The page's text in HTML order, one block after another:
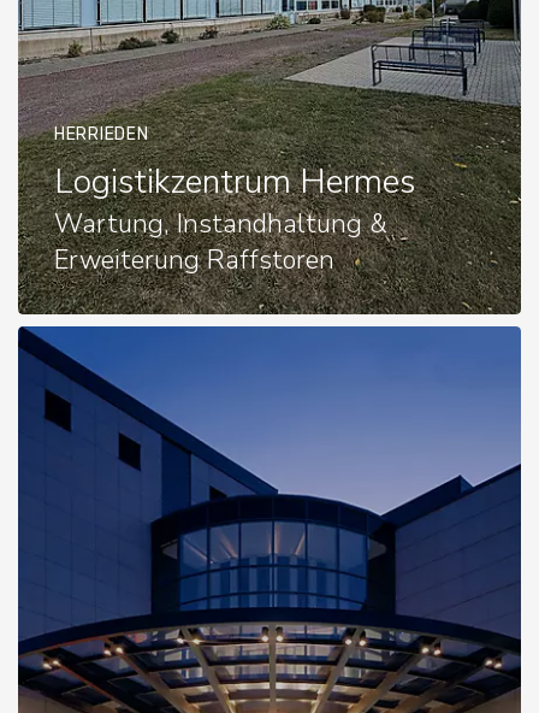
HERRIEDEN
Logistikzentrum Hermes
Wartung, Instandhaltung &
Erweiterung Raffstoren